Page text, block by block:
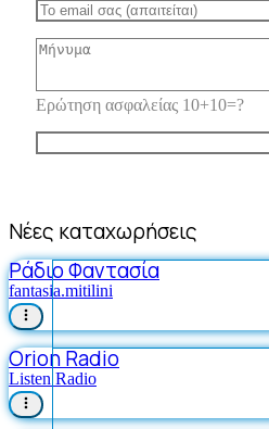
Ερώτηση ασφαλείας 10+10=?
Νέες καταχωρήσεις
Ράδιο Φαντασία
fantasia.mitilini
Orion Radio
Listen Radio